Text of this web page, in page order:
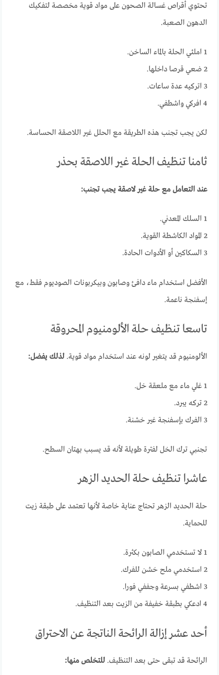
تحتوي أقراص غسالة الصحون على مواد قوية مخصصة لتفكيك
الدهون الصعبة.
1 املئي الحلة بالماء الساخن.
2 ضعي قرصا داخلها.
3 اتركيه عدة ساعات.
4 افركي واشطفي.
لكن يجب تجنب هذه الطريقة مع الحلل غير اللاصقة الحساسة.
ثامنا تنظيف الحلة غير اللاصقة بحذر
عند التعامل مع حلة غير لاصقة يجب تجنب:
1 السلك المعدني.
2 المواد الكاشطة القوية.
3 السكاكين أو الأدوات الحادة.
الأفضل استخدام ماء دافئ وصابون وبيكربونات الصوديوم فقط، مع
إسفنجة ناعمة.
تاسعا تنظيف حلة الألومنيوم المحروقة
الألومنيوم قد يتغير لونه عند استخدام مواد قوية. لذلك يفضل:
1 غلي ماء مع ملعقة خل.
2 تركه يبرد.
3 الفرك بإسفنجة غير خشنة.
تجنبي ترك الخل لفترة طويلة لأنه قد يسبب بهتان السطح.
عاشرا تنظيف حلة الحديد الزهر
حلة الحديد الزهر تحتاج عناية خاصة لأنها تعتمد على طبقة زيت
للحماية.
1 لا تستخدمي الصابون بكثرة.
2 استخدمي ملح خشن للفرك.
3 اشطفي بسرعة وجففي فورا.
4 ادعكي بطبقة خفيفة من الزيت بعد التنظيف.
أحد عشر إزالة الرائحة الناتجة عن الاحتراق
الرائحة قد تبقى حتى بعد التنظيف.للتخلص منها: